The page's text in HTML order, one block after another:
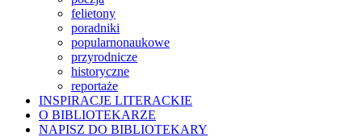
felietony
poradniki
popularnonaukowe
przyrodnicze
historyczne
reportaże
INSPIRACJE LITERACKIE
O BIBLIOTEKARZE
NAPISZ DO BIBLIOTEKARY